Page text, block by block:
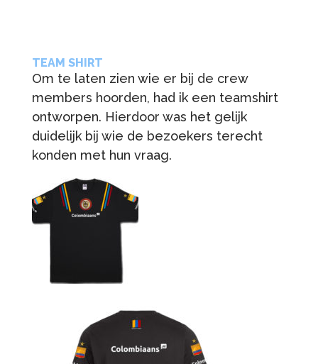
TEAM SHIRT
Om te laten zien wie er bij de crew
members hoorden, had ik een teamshirt
ontworpen. Hierdoor was het gelijk
duidelijk bij wie de bezoekers terecht
konden met hun vraag.